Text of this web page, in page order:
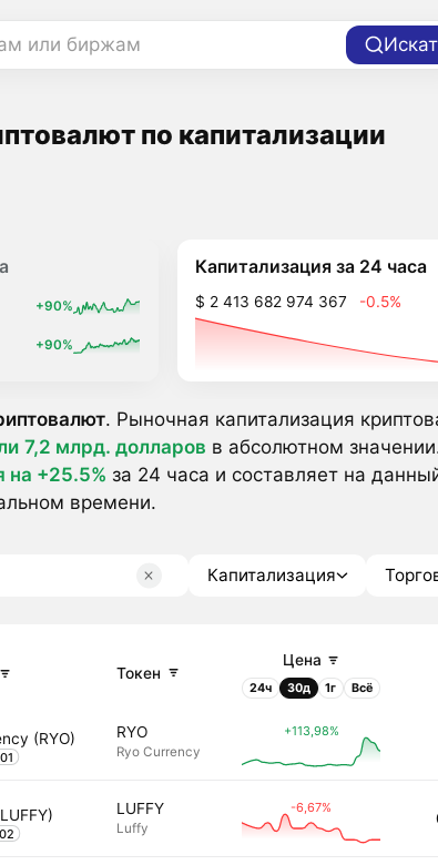
или биржам
по капитализации
+90%
+90%
Капитализация за 24 часа
$ 2 413 682 974 367 -0.5%
. Рыночная капитализация
7,2 млрд. долларов в абсолютном
на +25.5% за 24 часа и составляет на
времени.
Капитализация
Токен
Цена
24ч 30д 1г
4301 Ryo Currency
+113,98%
4302
LUFFY -6,67%